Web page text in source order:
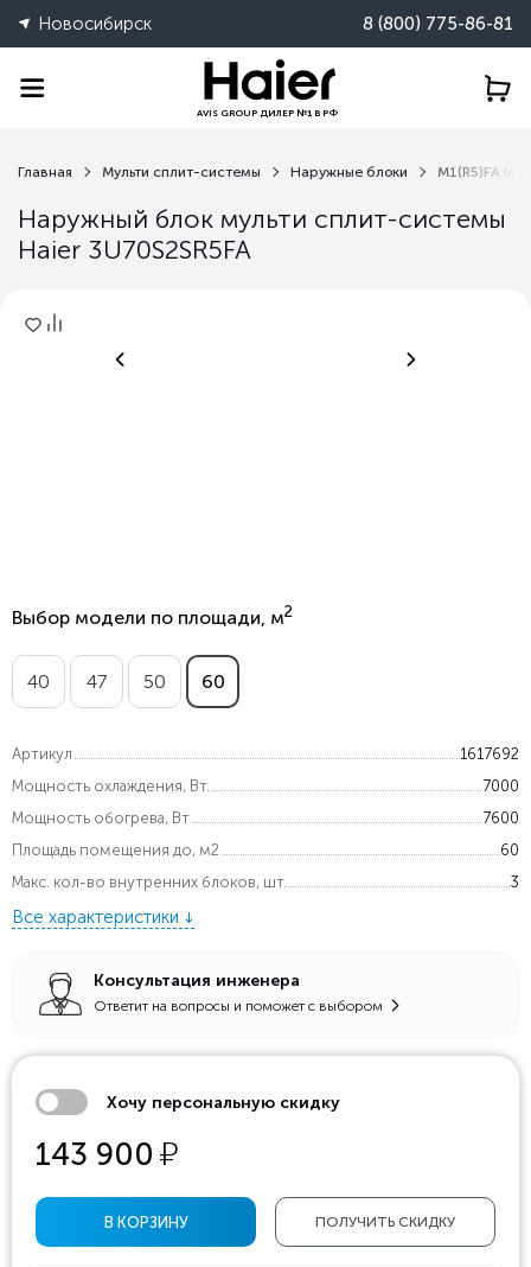
Новосибирск 8 (800) 775-86-81
AVIS GROUP ДИЛЕР №1 В РФ
Главная Мульти сплит-системы Наружные блоки M1(R5)FA
Наружный блок мульти сплит-системы
Haier 3U70S2SR5FA
Выбор модели по площади, м2
40 47 50 60
Артикул
1617692
Мощность охлаждения, Вт.
7000
Мощность обогрева, Вт
7600
Площадь помещения до, м2
60
Макс. кол-во внутренних блоков, шт.
3
Все характеристики
Консультация инженера
Ответит на вопросы и поможет с выбором
Хочу персональную скидку
143 900 у
ПОЛУЧИТЬ СКИДКУ
В КОРЗИНУ